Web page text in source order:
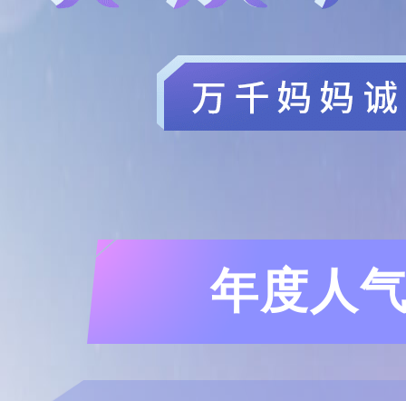
年度人